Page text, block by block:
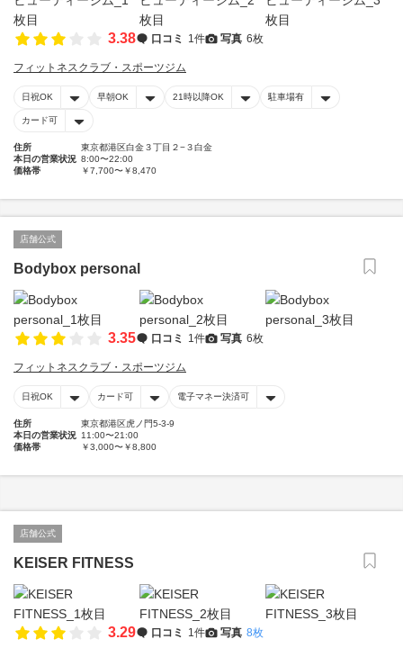
3.38 口コミ 1件 写真 6枚
フィットネスクラブ・スポーツジム
日祝OK 早朝OK 21時以降OK 駐車場有
カード可
住所
東京都港区白金３丁目２−３白金
本日の営業状況 8:00〜22:00
価格帯
￥7,700〜￥8,470
店舗公式
Bodybox personal
3.35 口コミ 1件 写真 6枚
フィットネスクラブ・スポーツジム
日祝OK カード可 電子マネー決済可
住所
東京都港区虎ノ門5-3-9
本日の営業状況 11:00〜21:00
価格帯
￥3,000〜￥8,800
店舗公式
KEISER FITNESS
3.29 口コミ 1件 写真 8枚